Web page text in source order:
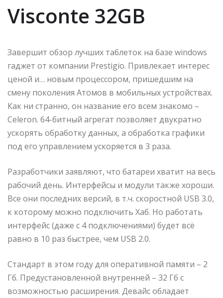
Visconte 32GB
Завершит обзор лучших таблеток на базе windows
гаджет от компании Prestigio. Привлекает интерес
ценой и… новым процессором, пришедшим на
смену поколения Атомов в мобильных устройствах.
Как ни странно, он название его всем знакомо –
Celeron. 64-битный агрегат позволяет двукратно
ускорять обработку данных, а обработка графики
под его управлением ускоряется в 3 раза.
Разработчики заявляют, что батареи хватит на весь
рабочий день. Интерфейсы и модули также хороши.
Все они последних версий, в т.ч. скоростной USB 3.0,
к которому можно подключить Хаб. Но работать
интерфейс (даже с 4 подключениями) будет всё
равно в 10 раз быстрее, чем USB 2.0.
Стандарт в этом году для оперативной памяти – 2
Гб. Предустановленной внутренней – 32 Гб с
возможностью расширения. Девайс обладает